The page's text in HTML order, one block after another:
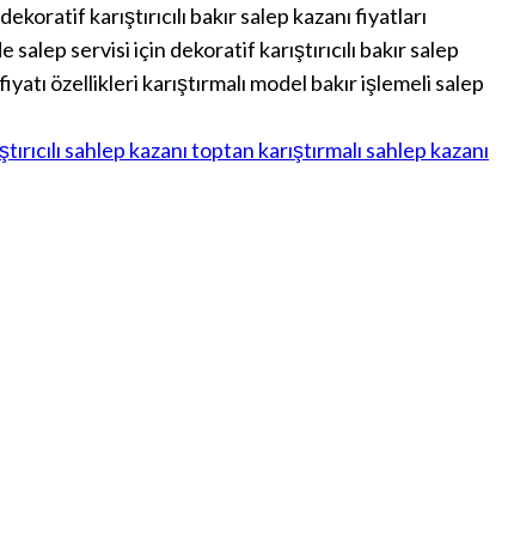
karıştırıcılı bakır salep kazanı fiyatları
servisi için dekoratif karıştırıcılı bakır salep
özellikleri karıştırmalı model bakır işlemeli salep